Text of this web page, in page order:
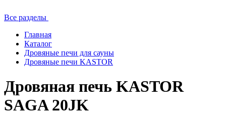
Все разделы
Главная
Каталог
Дровяные печи для сауны
Дровяные печи KASTOR
Дровяная печь KASTOR
SAGA 20JK